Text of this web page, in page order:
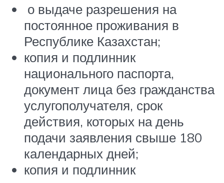
о выдаче разрешения на
постоянное проживания в
Республике Казахстан;
копия и подлинник
национального паспорта,
документ лица без гражданства
услугополучателя, срок
действия, которых на день
подачи заявления свыше 180
календарных дней;
копия и подлинник